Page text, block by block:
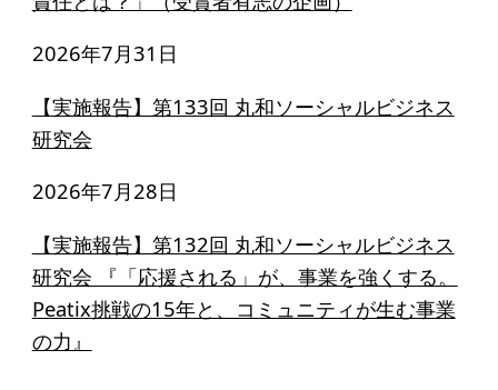
寄付のお願い
お手続き
寄付支援者
ニュース・コラム
ニュース
コラム
2026年7月31日
【実施報告】第133回 丸和ソーシャルビジネス
研究会
2026年7月28日
【実施報告】第132回 丸和ソーシャルビジネス
研究会 『「応援される」が、事業を強くする。
Peatix挑戦の15年と、コミュニティが生む事業
の力』